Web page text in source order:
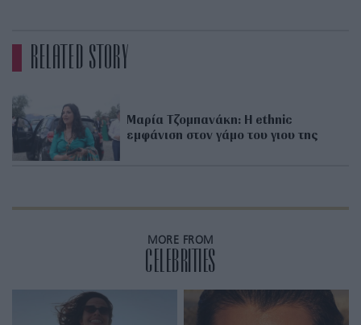
RELATED STORY
Μαρία Τζομπανάκη: Η ethnic
εμφάνιση στον γάμο του γιου της
MORE FROM
CELEBRITIES